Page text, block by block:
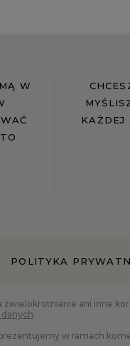
W
KAŻDEJ
POLITYKA
zwielokrotnianie ani inne
.
w ramach